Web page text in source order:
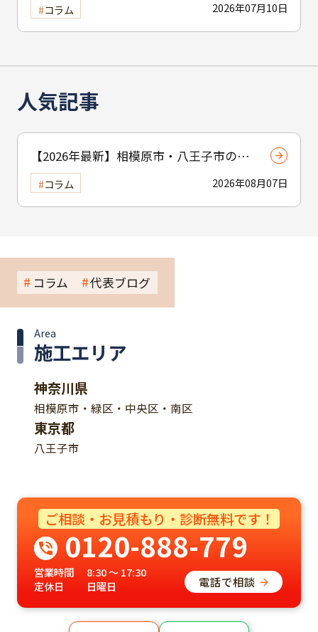
2026年07月10日
コラム
人気記事
【2026年最新】相模原市・八王子市の外
壁塗装完全ガイド｜費用・劣化サイン・
業者選びを徹底解説
2026年08月07日
コラム
コラム 代表ブログ
施工エリア
Area
神奈川県
相模原市・緑区・中央区・南区
東京都
八王子市
ご相談・お見積もり・診断無料です！
0120-888-779
営業時間
8:30 ～ 17:30
定休日
日曜日 電話で相談